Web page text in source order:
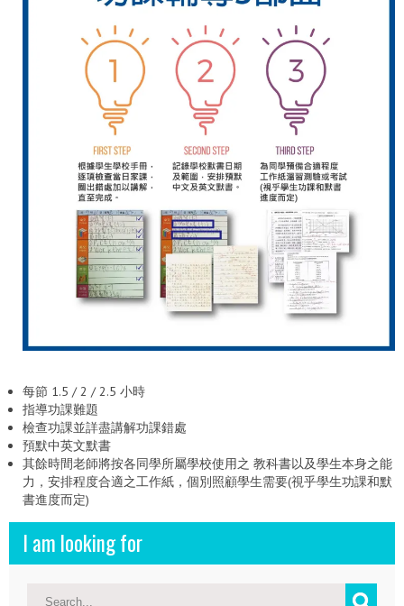
每節 1.5 / 2 / 2.5 小時
指導功課難題
檢查功課並詳盡講解功課錯處
預默中英文默書
其餘時間老師將按各同學所屬學校使用之 教科書以及學生本身之能
力，安排程度合適之工作紙，個別照顧學生需要(視乎學生功課和默
書進度而定)
I am looking for